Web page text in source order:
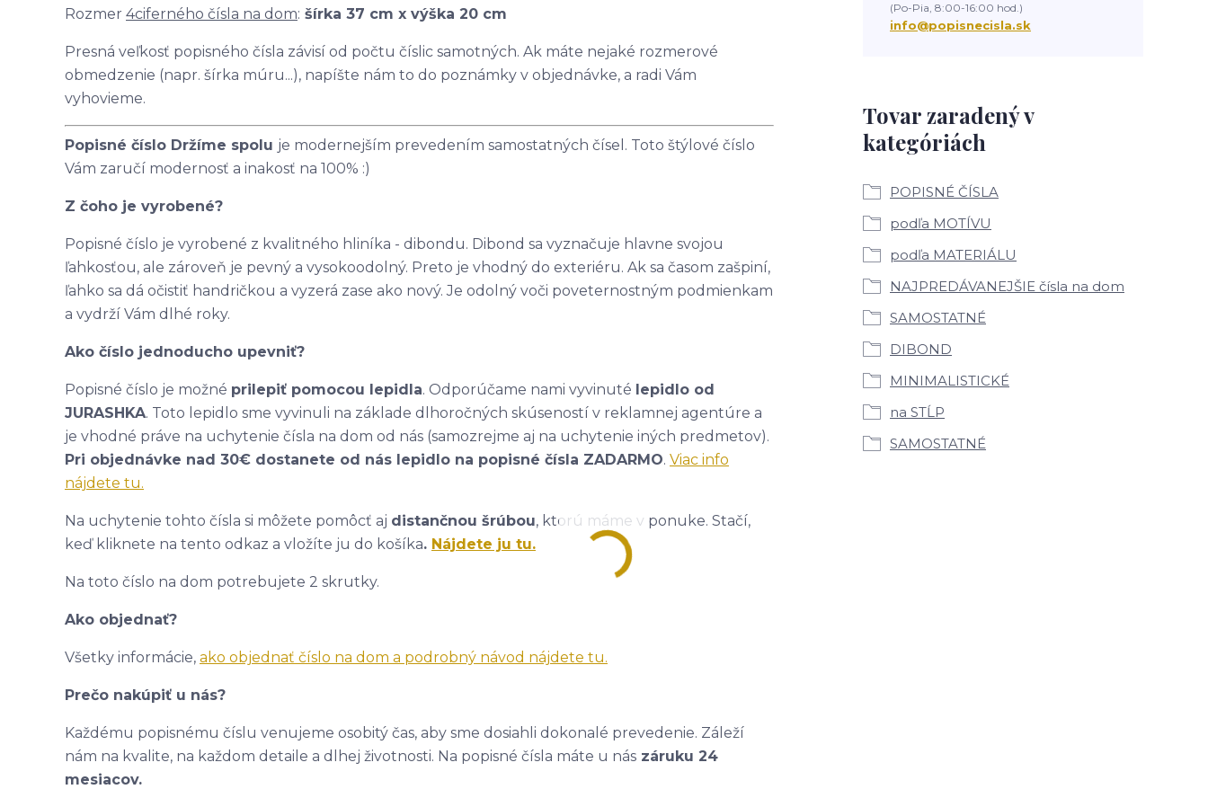
Rozmer 4ciferného čísla na dom: šírka 37 cm x výška 20 cm
Presná veľkosť popisného čísla závisí od počtu číslic samotných. Ak máte nejaké rozmerové
obmedzenie (napr. šírka múru...), napíšte nám to do poznámky v objednávke, a radi Vám
vyhovieme.
Popisné číslo Držíme spolu je modernejším prevedením samostatných čísel. Toto štýlové číslo
Vám zaručí modernosť a inakosť na 100% :)
Z čoho je vyrobené?
Popisné číslo je vyrobené z kvalitného hliníka - dibondu. Dibond sa vyznačuje hlavne svojou
ľahkosťou, ale zároveň je pevný a vysokoodolný. Preto je vhodný do exteriéru. Ak sa časom zašpiní,
ľahko sa dá očistiť handričkou a vyzerá zase ako nový. Je odolný voči poveternostným podmienkam
a vydrží Vám dlhé roky.
Ako číslo jednoducho upevniť?
Popisné číslo je možné prilepiť pomocou lepidla. Odporúčame nami vyvinuté lepidlo od
JURASHKA. Toto lepidlo sme vyvinuli na základe dlhoročných skúseností v reklamnej agentúre a
je vhodné práve na uchytenie čísla na dom od nás (samozrejme aj na uchytenie iných predmetov).
Pri objednávke nad 30€ dostanete od nás lepidlo na popisné čísla ZADARMO. Viac info
nájdete tu.
Na uchytenie tohto čísla si môžete pomôcť aj distančnou šrúbou, ktorú máme v ponuke. Stačí,
keď kliknete na tento odkaz a vložíte ju do košíka. Nájdete ju tu.
Na toto číslo na dom potrebujete 2 skrutky.
Ako objednať?
Všetky informácie, ako objednať číslo na dom a podrobný návod nájdete tu.
Prečo nakúpiť u nás?
Každému popisnému číslu venujeme osobitý čas, aby sme dosiahli dokonalé prevedenie. Záleží
nám na kvalite, na každom detaile a dlhej životnosti. Na popisné čísla máte u nás záruku 24
mesiacov.
Tovar zaradený v
kategóriách
POPISNÉ ČÍSLA
podľa MOTÍVU
podľa MATERIÁLU
NAJPREDÁVANEJŠIE čísla na dom
SAMOSTATNÉ
DIBOND
MINIMALISTICKÉ
na STĹP
SAMOSTATNÉ
(Po-Pia, 8:00-16:00 hod.)
info@popisnecisla.sk